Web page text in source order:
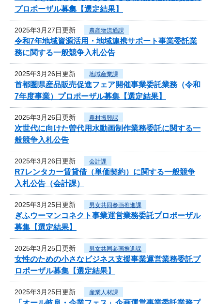
プロポーザル募集【選定結果】
2025年3月27日更新 農産物流通課
令和7年地域資源活用・地域連携サポート事業委託業
務に関する一般競争入札公告
2025年3月26日更新 地域産業課
首都圏県産品販売促進フェア開催事業委託業務（令和
7年度事業）プロポーザル募集【選定結果】
2025年3月26日更新 農村振興課
次世代に向けた曽代用水動画制作業務委託に関する一
般競争入札公告
2025年3月26日更新 会計課
R7レンタカー賃貸借（単価契約）に関する一般競争
入札公告（会計課）
2025年3月25日更新 男女共同参画推進課
ぎふウーマンコネクト事業運営業務委託プロポーザル
募集【選定結果】
2025年3月25日更新 男女共同参画推進課
女性のための小さなビジネス支援事業運営業務委託プ
ロポーザル募集【選定結果】
2025年3月25日更新 産業人材課